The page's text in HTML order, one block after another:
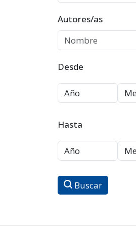
Autores/as
Desde
Hasta
Buscar